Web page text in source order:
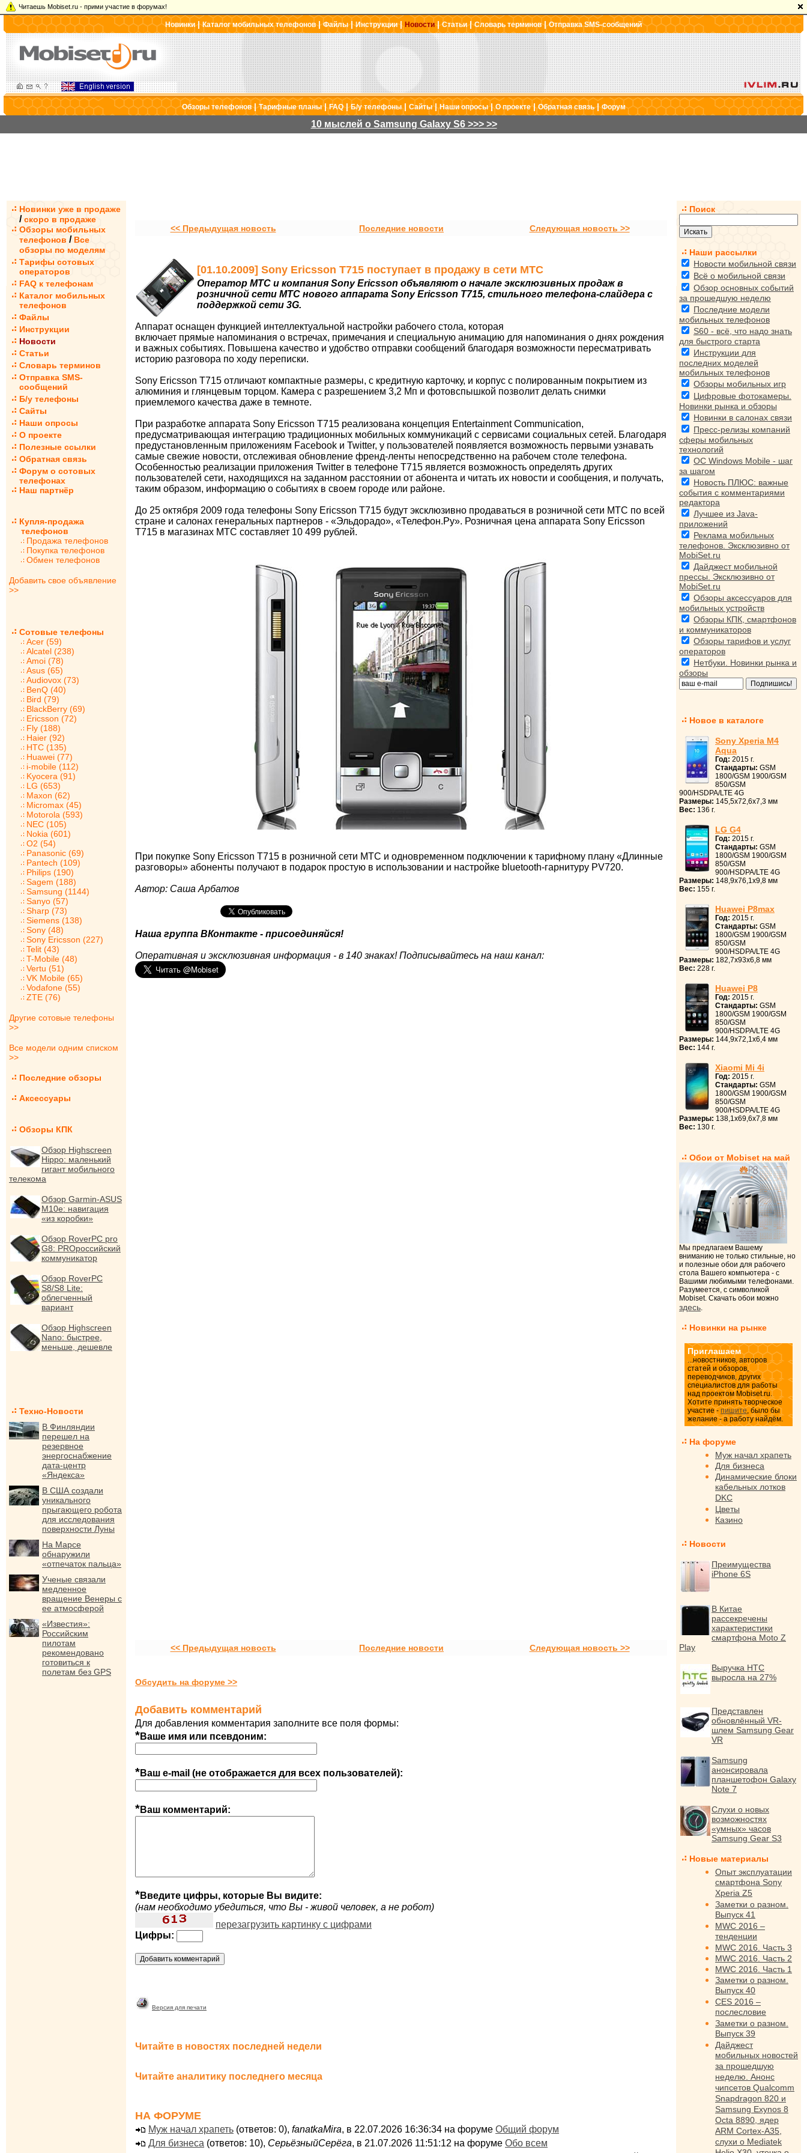
Читаешь Mobiset.ru - прими участие в форумах!
Новинки|Каталог мобильных телефонов|Файлы|Инструкции| Новости|Статьи|Словарь терминов|Отправка SMS-сообщений
Обзоры телефонов|Тарифные планы|FAQ|Б/у телефоны| Сайты|Наши опросы|О проекте|Обратная связь|Форум
10 мыслей о Samsung Galaxy S6 >>> >>
Новинки уже в продаже
/ скоро в продаже
Обзоры мобильных
телефонов / Все
обзоры по моделям
Тарифы сотовых
операторов
FAQ к телефонам
Каталог мобильных
телефонов
Файлы
Инструкции
Новости
Статьи
Словарь терминов
Отправка SMS-
сообщений
Б/у телефоны
Сайты
Наши опросы
О проекте
Полезные ссылки
Обратная связь
Форум о сотовых
телефонах
Наш партнёр
Купля-продажа
телефонов
Продажа телефонов
Покупка телефонов
Обмен телефонов
Добавить свое объявление
>>
Сотовые телефоны
Acer (59)
Alcatel (238)
Amoi (78)
Asus (65)
Audiovox (73)
BenQ (40)
Bird (79)
BlackBerry (69)
Ericsson (72)
Fly (188)
Haier (92)
HTC (135)
Huawei (77)
i-mobile (112)
Kyocera (91)
LG (653)
Maxon (62)
Micromax (45)
Motorola (593)
NEC (105)
Nokia (601)
O2 (54)
Panasonic (69)
Pantech (109)
Philips (190)
Sagem (188)
Samsung (1144)
Sanyo (57)
Sharp (73)
Siemens (138)
Sony (48)
Sony Ericsson (227)
Telit (43)
T-Mobile (48)
Vertu (51)
VK Mobile (65)
Vodafone (55)
ZTE (76)
Другие сотовые телефоны
>>
Все модели одним списком
>>
Последние обзоры
Аксессуары
Обзоры КПК
Обзор Highscreen
Hippo: маленький
гигант мобильного
телекома
Обзор Garmin-ASUS
M10e: навигация
«из коробки»
Обзор RoverPC pro
G8: PROроссийский
коммуникатор
Обзор RoverPC
S8/S8 Lite:
облегченный
вариант
Обзор Highscreen
Nano: быстрее,
меньше, дешевле
Техно-Новости
В Финляндии
перешел на
резервное
энергоснабжение
дата-центр
«Яндекса»
В США создали
уникального
прыгающего робота
для исследования
поверхности Луны
На Марсе
обнаружили
«отпечаток пальца»
Ученые связали
медленное
вращение Венеры с
ее атмосферой
«Известия»:
Российским
пилотам
рекомендовано
готовиться к
полетам без GPS
<< Предыдущая новость Последние новости Следующая новость >>
[01.10.2009] Sony Ericsson T715 поступает в продажу в сети МТС
Оператор МТС и компания Sony Ericsson объявляют о начале эксклюзивных продаж в
розничной сети МТС нового аппарата Sony Ericsson T715, стильного телефона-слайдера с
поддержкой сети 3G.
Аппарат оснащен функцией интеллектуальной настройки рабочего стола, которая
включает прямые напоминания о встречах, примечания и специальную анимацию для напоминания о днях рождения
и важных событиях. Повышена качество и удобство отправки сообщений благодаря возможности пересматривать
историю разговора по ходу переписки.
Sony Ericsson T715 отличают компактные размеры, с кредитную карточку, и корпус с полированным покрытием из
алюминия и глянцевым торцом. Камера с разрешением 3,2 Мп и фотовспышкой позволит делать снимки
приемлемого качества даже в темноте.
При разработке аппарата Sony Ericsson T715 реализована концепция Entertainment Communication,
предусматривающая интеграцию традиционных мобильных коммуникаций с сервисами социальных сетей. Благодаря
предустановленным приложениям Facebook и Twitter, у пользователей появляется возможность первыми узнавать
самые свежие новости, отслеживая обновление френд-ленты непосредственно на рабочем столе телефона.
Особенностью реализации приложения Twitter в телефоне Т715 является возможность определять других
пользователей сети, находящихся на заданном расстоянии от абонента и читать их новости и сообщения, и получать,
таким образом, информацию о событиях в своем городе или районе.
До 25 октября 2009 года телефоны Sony Ericsson T715 будут эксклюзивно продаваться в розничной сети МТС по всей
стране и салонах генеральных партнеров - «Эльдорадо», «Телефон.Ру». Розничная цена аппарата Sony Ericsson
T715 в магазинах МТС составляет 10 499 рублей.
При покупке Sony Ericsson T715 в розничной сети МТС и одновременном подключении к тарифному плану «Длинные
разговоры» абоненты получают в подарок простую в использовании и настройке bluetooth-гарнитуру PV720.
Автор: Саша Арбатов
Наша группа ВКонтакте - присоединяйся!
Оперативная и эксклюзивная информация - в 140 знаках! Подписывайтесь на наш канал:
<< Предыдущая новость Последние новости Следующая новость >>
Обсудить на форуме >>
Добавить комментарий
Для добавления комментария заполните все поля формы:
*Ваше имя или псевдоним:
*Ваш e-mail (не отображается для всех пользователей):
*Ваш комментарий:
*Введите цифры, которые Вы видите:
(нам необходимо убедиться, что Вы - живой человек, а не робот)
перезагрузить картинку с цифрами
Цифры:
Версия для печати
Читайте в новостях последней недели
Читайте аналитику последнего месяца
НА ФОРУМЕ
Муж начал храпеть (ответов: 0), fanatkaMira, в 22.07.2026 16:36:34 на форуме Общий форум
Для бизнеса (ответов: 10), СерьёзныйСерёга, в 21.07.2026 11:51:12 на форуме Обо всем
Поиск
Наши рассылки
Новости мобильной связи
Всё о мобильной связи
Обзор основных событий
за прошедшую неделю
Последние модели
мобильных телефонов
S60 - всё, что надо знать
для быстрого старта
Инструкции для
последних моделей
мобильных телефонов
Обзоры мобильных игр
Цифровые фотокамеры.
Новинки рынка и обзоры
Новинки в салонах связи
Пресс-релизы компаний
сферы мобильных
технологий
ОС Windows Mobile - шаг
за шагом
Новость ПЛЮС: важные
события с комментариями
редактора
Лучшее из Java-
приложений
Реклама мобильных
телефонов. Эксклюзивно от
MobiSet.ru
Дайджест мобильной
прессы. Эксклюзивно от
MobiSet.ru
Обзоры аксессуаров для
мобильных устройств
Обзоры КПК, смартфонов
и коммуникаторов
Обзоры тарифов и услуг
операторов
Нетбуки. Новинки рынка и
обзоры
Новое в каталоге
Sony Xperia M4
Aqua
Год: 2015 г.
Стандарты: GSM
1800/GSM 1900/GSM
850/GSM
900/HSDPA/LTE 4G
Размеры: 145,5x72,6x7,3 мм
Вес: 136 г.
LG G4
Год: 2015 г.
Стандарты: GSM
1800/GSM 1900/GSM
850/GSM
900/HSDPA/LTE 4G
Размеры: 148,9x76,1x9,8 мм
Вес: 155 г.
Huawei P8max
Год: 2015 г.
Стандарты: GSM
1800/GSM 1900/GSM
850/GSM
900/HSDPA/LTE 4G
Размеры: 182,7x93x6,8 мм
Вес: 228 г.
Huawei P8
Год: 2015 г.
Стандарты: GSM
1800/GSM 1900/GSM
850/GSM
900/HSDPA/LTE 4G
Размеры: 144,9x72,1x6,4 мм
Вес: 144 г.
Xiaomi Mi 4i
Год: 2015 г.
Стандарты: GSM
1800/GSM 1900/GSM
850/GSM
900/HSDPA/LTE 4G
Размеры: 138,1x69,6x7,8 мм
Вес: 130 г.
Обои от Mobiset на май
Мы предлагаем Вашему
вниманию не только стильные, но
и полезные обои для рабочего
стола Вашего компьютера - с
Вашими любимыми телефонами.
Разумеется, с символикой
Mobiset. Скачать обои можно
здесь.
Новинки на рынке
Приглашаем
...новостников, авторов
статей и обзоров,
переводчиков, других
специалистов для работы
над проектом Mobiset.ru.
Хотите принять творческое
участие - пишите, было бы
желание - а работу найдём.
На форуме
Муж начал храпеть
Для бизнеса
Динамические блоки
кабельных лотков
DKC
Цветы
Казино
Новости
Преимущества
iPhone 6S
В Китае
рассекречены
характеристики
смартфона Moto Z
Play
Выручка HTC
выросла на 27%
Представлен
обновлённый VR-
шлем Samsung Gear
VR
Samsung
анонсировала
планшетофон Galaxy
Note 7
Слухи о новых
возможностях
«умных» часов
Samsung Gear S3
Новые материалы
Опыт эксплуатации
смартфона Sony
Xperia Z5
Заметки о разном.
Выпуск 41
MWC 2016 –
тенденции
MWC 2016. Часть 3
MWC 2016. Часть 2
MWC 2016. Часть 1
Заметки о разном.
Выпуск 40
CES 2016 –
послесловие
Заметки о разном.
Выпуск 39
Дайджест
мобильных новостей
за прошедшую
неделю. Анонс
чипсетов Qualcomm
Snapdragon 820 и
Samsung Exynos 8
Octa 8890, ядер
ARM Cortex-A35,
слухи о Mediatek